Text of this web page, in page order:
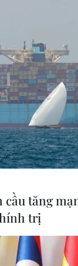
đầu tiên
có 27 thí sinh
có 16 thí
25 thí sinh sử
cầu tăng
trị